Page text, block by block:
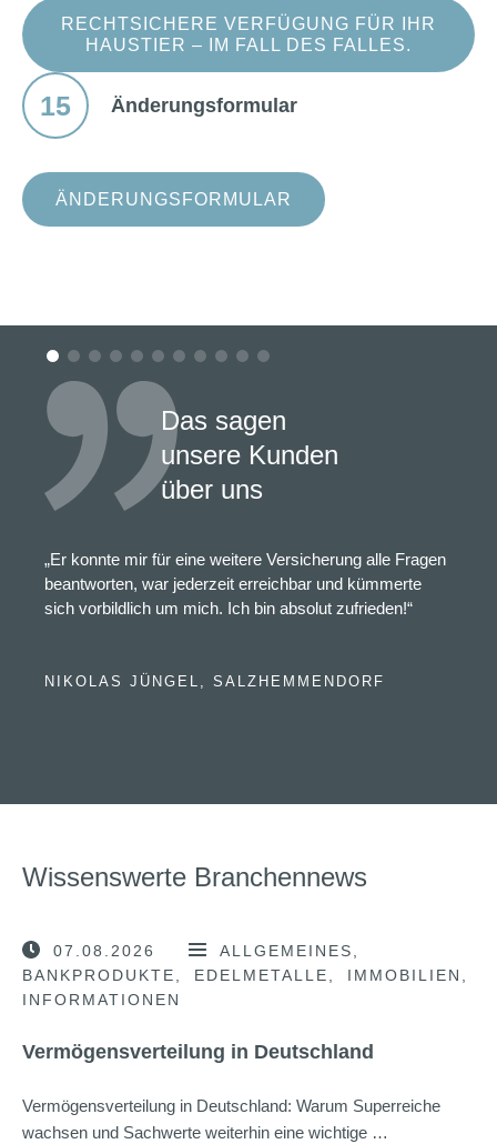
RECHTSICHERE VERFÜGUNG FÜR IHR
HAUSTIER – IM FALL DES FALLES.
15 Änderungsformular
ÄNDERUNGSFORMULAR
Das sagen
unsere Kunden
über uns
„Er konnte mir für eine weitere Versicherung alle Fragen
beantworten, war jederzeit erreichbar und kümmerte
sich vorbildlich um mich. Ich bin absolut zufrieden!“
NIKOLAS JÜNGEL, SALZHEMMENDORF
Wissenswerte Branchennews
07.08.2026
ALLGEMEINES
BANKPRODUKTE
EDELMETALLE
IMMOBILIEN
INFORMATIONEN
Vermögensverteilung in Deutschland
Vermögensverteilung in Deutschland: Warum Superreiche
wachsen und Sachwerte weiterhin eine wichtige …